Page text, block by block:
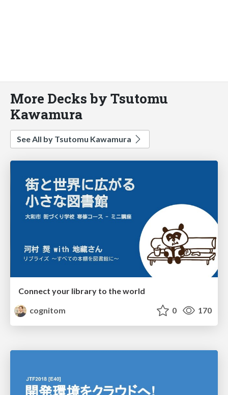
More Decks by Tsutomu
Kawamura
See All by Tsutomu Kawamura
Connect your library to the world
cognitom
0 170